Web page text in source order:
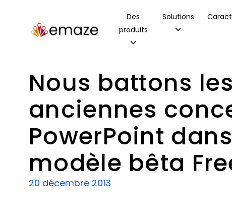
Des
produits
Solutions
Nous battons les
anciennes
PowerPoint
modèle bêta
20 décembre 2013